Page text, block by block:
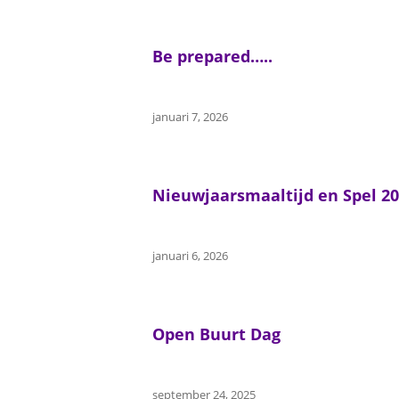
Be prepared…..
januari 7, 2026
Nieuwjaarsmaaltijd en Spel
januari 6, 2026
Open Buurt Dag
september 24, 2025